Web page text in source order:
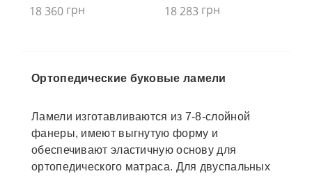
18 360 грн 18 283 грн
Ортопедические буковые ламели
Ламели изготавливаются из 7-8-слойной
фанеры, имеют выгнутую форму и
обеспечивают эластичную основу для
ортопедического матраса. Для двуспальных